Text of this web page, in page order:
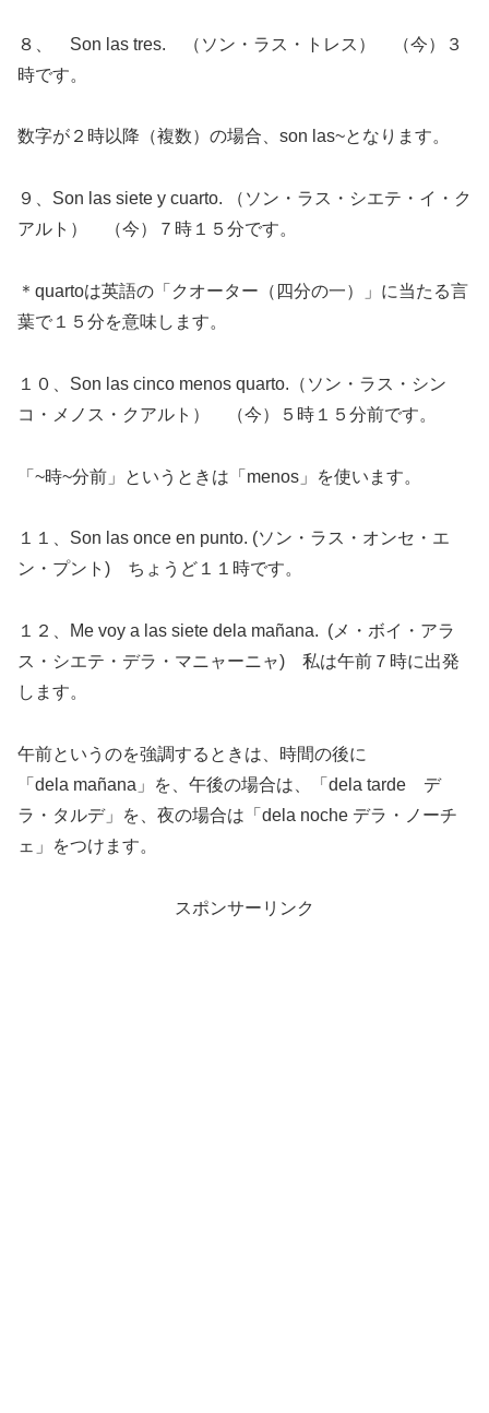
８、 Son las tres. （ソン・ラス・トレス） （今）３
時です。
数字が２時以降（複数）の場合、son las~となります。
９、Son las siete y cuarto. （ソン・ラス・シエテ・イ・ク
アルト） （今）７時１５分です。
＊quartoは英語の「クオーター（四分の一）」に当たる言
葉で１５分を意味します。
１０、Son las cinco menos quarto.（ソン・ラス・シン
コ・メノス・クアルト） （今）５時１５分前です。
「~時~分前」というときは「menos」を使います。
１１、Son las once en punto. (ソン・ラス・オンセ・エ
ン・プント) ちょうど１１時です。
１２、Me voy a las siete dela mañana. (メ・ボイ・アラ
ス・シエテ・デラ・マニャーニャ) 私は午前７時に出発
します。
午前というのを強調するときは、時間の後に
「dela mañana」を、午後の場合は、「dela tarde デ
ラ・タルデ」を、夜の場合は「dela noche デラ・ノーチ
ェ」をつけます。
スポンサーリンク